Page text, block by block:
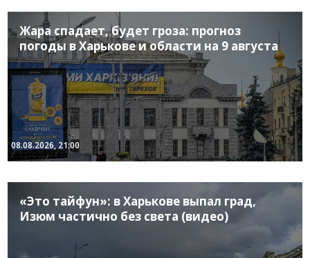
Жара спадает, будет гроза: прогноз
погоды в Харькове и области на 9 августа
08.08.2026, 21:00
«Это тайфун»: в Харькове выпал град,
Изюм частично без света (видео)